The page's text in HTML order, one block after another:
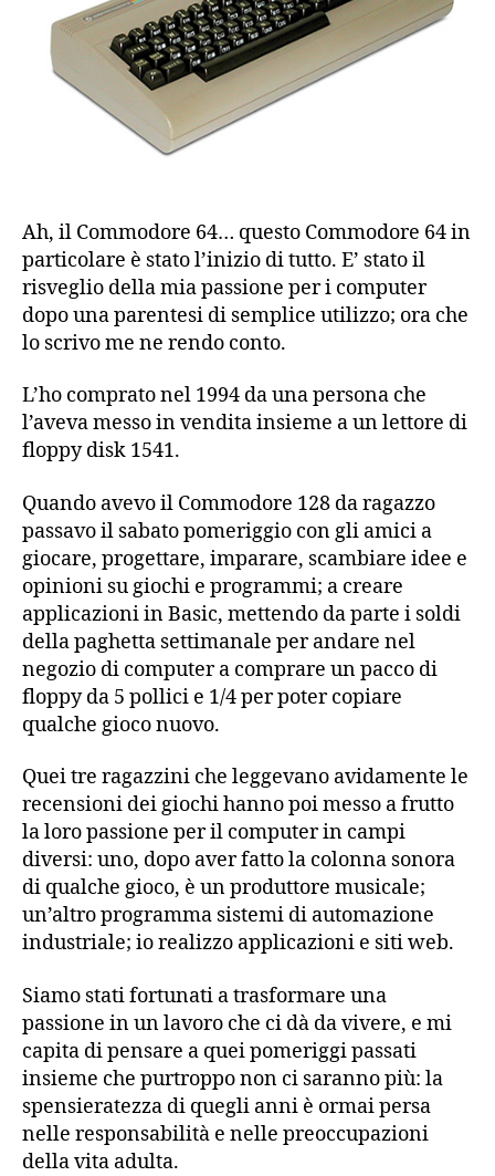
Ah, il Commodore 64… questo Commodore 64 in
particolare è stato l’inizio di tutto. E’ stato il
risveglio della mia passione per i computer
dopo una parentesi di semplice utilizzo; ora che
lo scrivo me ne rendo conto.
L’ho comprato nel 1994 da una persona che
l’aveva messo in vendita insieme a un lettore di
floppy disk 1541.
Quando avevo il Commodore 128 da ragazzo
passavo il sabato pomeriggio con gli amici a
giocare, progettare, imparare, scambiare idee e
opinioni su giochi e programmi; a creare
applicazioni in Basic, mettendo da parte i soldi
della paghetta settimanale per andare nel
negozio di computer a comprare un pacco di
floppy da 5 pollici e 1/4 per poter copiare
qualche gioco nuovo.
Quei tre ragazzini che leggevano avidamente le
recensioni dei giochi hanno poi messo a frutto
la loro passione per il computer in campi
diversi: uno, dopo aver fatto la colonna sonora
di qualche gioco, è un produttore musicale;
un’altro programma sistemi di automazione
industriale; io realizzo applicazioni e siti web.
Siamo stati fortunati a trasformare una
passione in un lavoro che ci dà da vivere, e mi
capita di pensare a quei pomeriggi passati
insieme che purtroppo non ci saranno più: la
spensieratezza di quegli anni è ormai persa
nelle responsabilità e nelle preoccupazioni
della vita adulta.